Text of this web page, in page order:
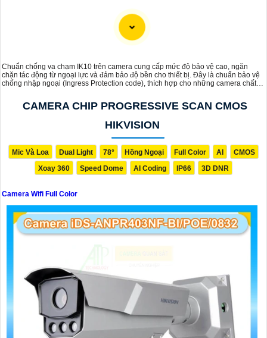
An Thành Phát với sự trải nghiệm đa dạng các loại camera quan sát
an ninh thì hôm nay mình xin được đề xuất với các anh chị em, cô
camera wifi Full Color
siêu rẻ và đặc biệt là camera đến từ các thương hiệu nổi tiếng, đảm
'
Chuẩn chống va chạm IK10 trên camera cung cấp mức độ bảo vệ cao, ngăn
chặn tác động từ ngoại lực và đảm bảo độ bền cho thiết bị. Đây là chuẩn bảo vệ
chống nhập ngoại (Ingress Protection code), thích hợp cho những camera chất
CAMERA CHIP PROGRESSIVE SCAN CMOS
HIKVISION
Mic Và Loa Dual Light 78° Hồng Ngoại Full Color AI
CMOS
Xoay 360
Speed Dome AI Coding IP66 3D DNR
Camera Wifi Full Color